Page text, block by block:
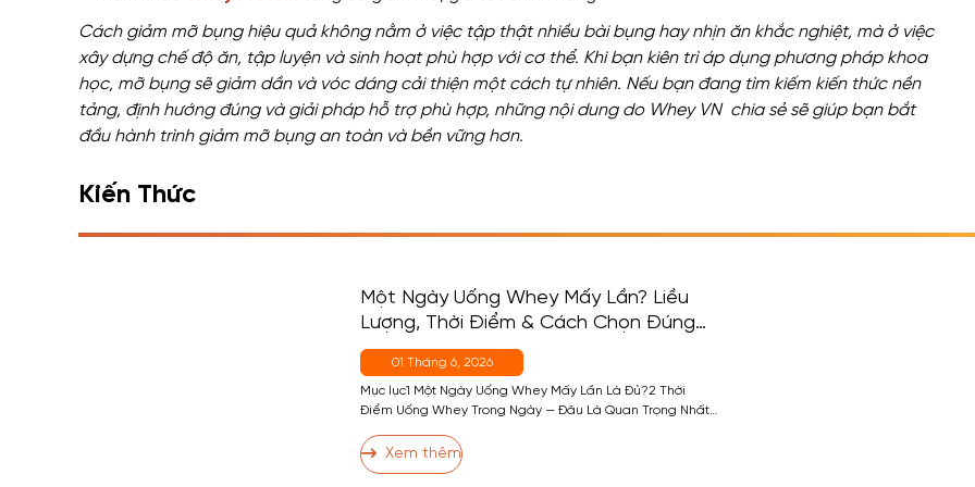
Cách giảm mỡ bụng hiệu quả không nằm ở việc tập thật nhiều bài bụng hay nhịn ăn khắc nghiệt, mà ở việc
xây dựng chế độ ăn, tập luyện và sinh hoạt phù hợp với cơ thể. Khi bạn kiên trì áp dụng phương pháp khoa
học, mỡ bụng sẽ giảm dần và vóc dáng cải thiện một cách tự nhiên. Nếu bạn đang tìm kiếm kiến thức nền
tảng, định hướng đúng và giải pháp hỗ trợ phù hợp, những nội dung do Whey VN chia sẻ sẽ giúp bạn bắt
đầu hành trình giảm mỡ bụng an toàn và bền vững hơn.
Kiến Thức
Một Ngày Uống Whey Mấy Lần? Liều
Lượng, Thời Điểm & Cách Chọn Đúng
Cho Người Mới
01 Tháng 6, 2026
Mục lục1 Một Ngày Uống Whey Mấy Lần Là Đủ?2 Thời
Điểm Uống Whey Trong Ngày — Đâu Là Quan Trọng Nhất?
2 — Buổi Sáng (Nếu Cần)2.3 Thời Điểm 3 — Trước Ngủ
(Casein, Không Phải Whey)2.4 Thời Điểm 4 — Giữa Các […]
Xem thêm